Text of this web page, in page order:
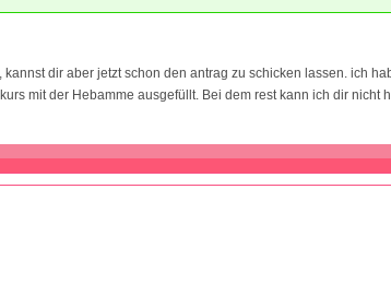
dir aber jetzt schon den antrag zu schicken lassen. ich
mit der Hebamme ausgefüllt. Bei dem rest kann ich dir nicht